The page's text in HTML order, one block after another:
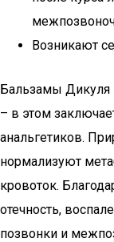
Возникают
Бальзамы Дикуля
– в этом
анальгетиков.
нормализуют
кровоток.
отечность,
позвонки и